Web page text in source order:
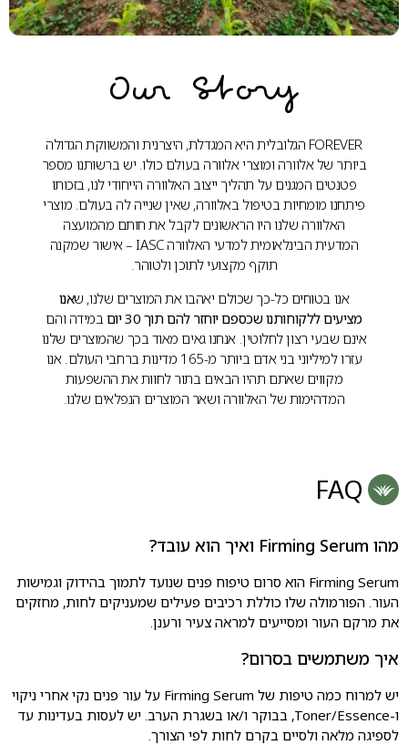
Our Story
FOREVER הגלובלית היא המגדלת, היצרנית והמשווקת הגדולה
ביותר של אלוורה ומוצרי אלוורה בעולם כולו. יש ברשותנו מספר
פטנטים המגנים על תהליך ייצוב האלוורה הייחודי לנו, בזכותו
פיתחנו מומחיות בטיפול באלוורה, שאין שנייה לה בעולם. מוצרי
האלוורה שלנו היו הראשונים לקבל את חותם מהמועצה
המדעית הבינלאומית למדעי האלוורה IASC – אישור שמקנה
תוקף מקצועי לתוכן ולטוהר.
אנו בטוחים כל-כך שכולם יאהבו את המוצרים שלנו, שאנו
מציעים ללקוחותנו שכספם יוחזר להם תוך 30 יום
במידה והם
אינם שבעי רצון לחלוטין. אנחנו גאים מאוד בכך שהמוצרים שלנו
עזרו למיליוני בני אדם ביותר מ-165 מדינות ברחבי העולם. אנו
מקווים שאתם תהיו הבאים בתור לחוות את ההשפעות
המדהימות של האלוורה ושאר המוצרים הנפלאים שלנו.
FAQ
מהו Firming Serum ואיך הוא עובד?
Firming Serum הוא סרום טיפוח פנים שנועד לתמוך בהידוק וגמישות
העור. הפורמולה שלו כוללת רכיבים פעילים שמעניקים לחות, מחזקים
את מרקם העור ומסייעים למראה צעיר ורענן.
איך משתמשים בסרום?
יש למרוח כמה טיפות של Firming Serum על עור פנים נקי אחרי ניקוי
ו-Toner/Essence, בבוקר ו/או בשגרת הערב. יש לעסות בעדינות עד
לספיגה מלאה ולסיים בקרם לחות לפי הצורך.